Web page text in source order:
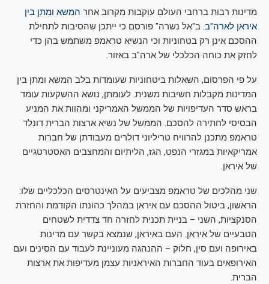
מדינות רבות ברחבי העולם עוקבות מקרוב אחר המשא ומתן בין
איראן לארה"ב. ב"אל נשרה" פורסם כי ייתכן שהסיבות לתחילת
ההסכם אינן רק בטחוניות וכי הנשיא טראמפ משתמש בהן כדי
לחזק את כוחה הכלכלי של ארה"ב באזור.
על פי הפרסום, השאלות ביטחוניות שעומדות בלב המשא ומתן בין
המדינות מקבלות חשיבות משנית. לעומתן, נושא ההשקעות עומד
בראש סדר העדיפויות של הממשל האמריקני ומהוות את המניע
הבסיסי לחתירה להסכם. הממשל של נשיא ארצות הברית דונלד
טראמפ מתכנן להרוויח טריליוני דולרים מעבודתן של חברות
אמריקאיות במגזרי הנפט, הגז, הליתיום והמחצבים האסטרטגיים
של איראן.
שני מהלכים של טראמפ מצביעים על האינטרסים הכלכליים שלו:
הראשון, ביטול ההסכם עם איראן במהלך כהונתו הקודמת והחזרת
הסנקציות, השני – בניית תכנית לחזרה חד צדדית לשטחים
הטבעיים של איראן. העם באיראן, שנמצא בקשר עם מדינות
באירופה ועם סין, חלוק – ההנהגה מעוניינת לעבוד עם הסינים ועם
האירופאים בעוד החברות האיראניות עצמן מעדיפות את ארצות
הברית.